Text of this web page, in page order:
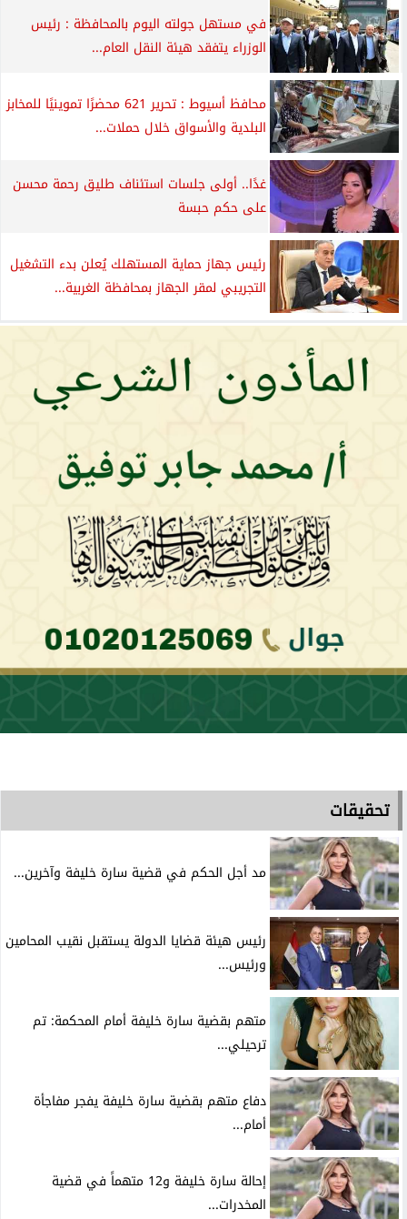
في مستهل جولته اليوم بالمحافظة : رئيس
الوزراء يتفقد هيئة النقل العام...
محافظ أسيوط : تحرير 621 محضرًا تموينيًا للمخابز
البلدية والأسواق خلال حملات...
غدًا.. أولى جلسات استئناف طليق رحمة محسن
على حكم حبسة
رئيس جهاز حماية المستهلك يُعلن بدء التشغيل
التجريبي لمقر الجهاز بمحافظة الغربية...
تحقيقات
مد أجل الحكم في قضية سارة خليفة وآخرين...
رئيس هيئة قضايا الدولة يستقبل نقيب المحامين
ورئيس...
متهم بقضية سارة خليفة أمام المحكمة: تم
ترحيلي...
دفاع متهم بقضية سارة خليفة يفجر مفاجأة
أمام...
إحالة سارة خليفة و12 متهماً في قضية
المخدرات...